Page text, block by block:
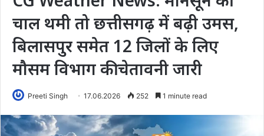
चाल थमी तो छत्तीसगढ़ में बढ़ी उमस,
बिलासपुर समेत 12 जिलों के लिए
मौसम विभाग की चेतावनी जारी
Preeti Singh 17.06.2026 252 1 minute read